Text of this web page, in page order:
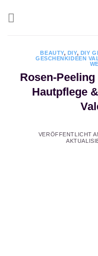
BEAUTY, DIY, DIY
GESCHENKIDEEN
Rosen-
Hautpflege
VERÖFFENTLICHT